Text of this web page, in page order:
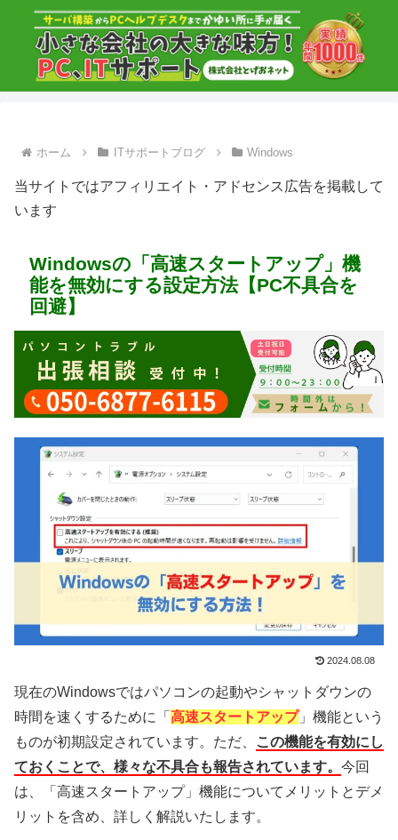
ホーム ITサポートブログ Windows
当サイトではアフィリエイト・アドセンス広告を掲載して
います
Windowsの「高速スタートアップ」機
能を無効にする設定方法【PC不具合を
回避】
2024.08.08
現在のWindowsではパソコンの起動やシャットダウンの
時間を速くするために「 高速スタートアップ」機能という
ものが初期設定されています。ただ、
この機能を有効にし
ておくことで、様々な不具合も報告されています。 今回
は、「高速スタートアップ」機能についてメリットとデメ
リットを含め、詳しく解説いたします。